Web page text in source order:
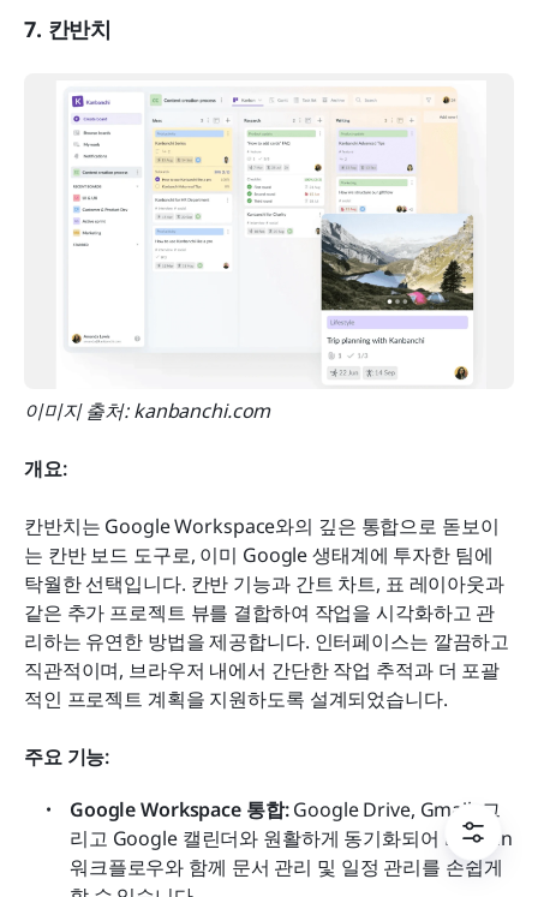
7. 칸반치
이미지 출처: kanbanchi.com
개요:
칸반치는 Google Workspace와의 깊은 통합으로 돋보이
는 칸반 보드 도구로, 이미 Google 생태계에 투자한 팀에
탁월한 선택입니다. 칸반 기능과 간트 차트, 표 레이아웃과
같은 추가 프로젝트 뷰를 결합하여 작업을 시각화하고 관
리하는 유연한 방법을 제공합니다. 인터페이스는 깔끔하고
직관적이며, 브라우저 내에서 간단한 작업 추적과 더 포괄
적인 프로젝트 계획을 지원하도록 설계되었습니다.
주요 기능:
Google Workspace 통합: Google Drive, Gmail, 그
리고 Google 캘린더와 원활하게 동기화되어 Kanban
워크플로우와 함께 문서 관리 및 일정 관리를 손쉽게